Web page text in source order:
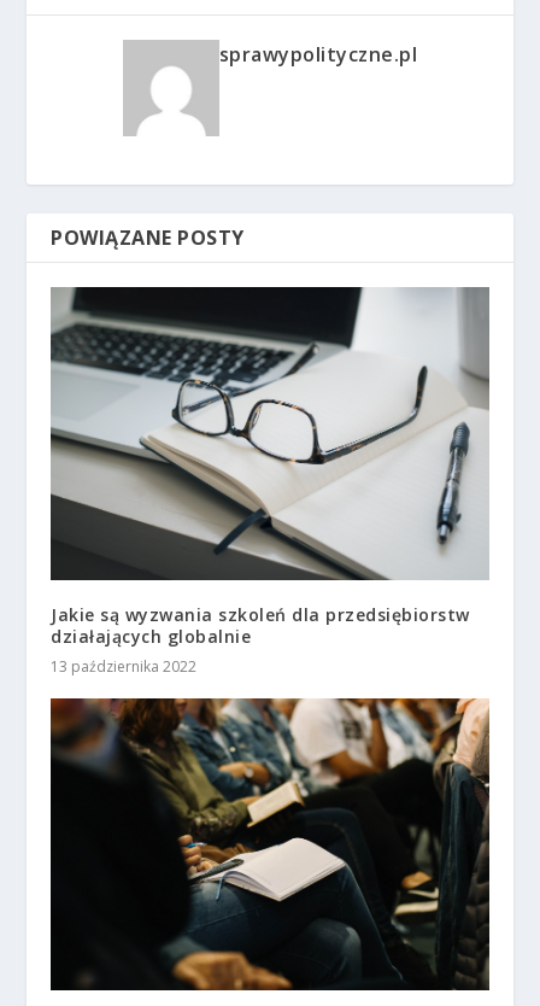
sprawypolityczne.pl
POWIĄZANE POSTY
Jakie są wyzwania szkoleń dla przedsiębiorstw
działających globalnie
13 października 2022